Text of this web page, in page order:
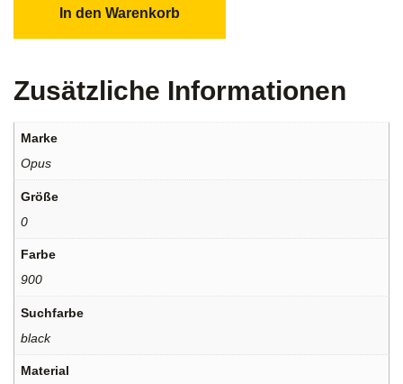
In den Warenkorb
Zusätzliche Informationen
Marke
Opus
Größe
0
Farbe
900
Suchfarbe
black
Material